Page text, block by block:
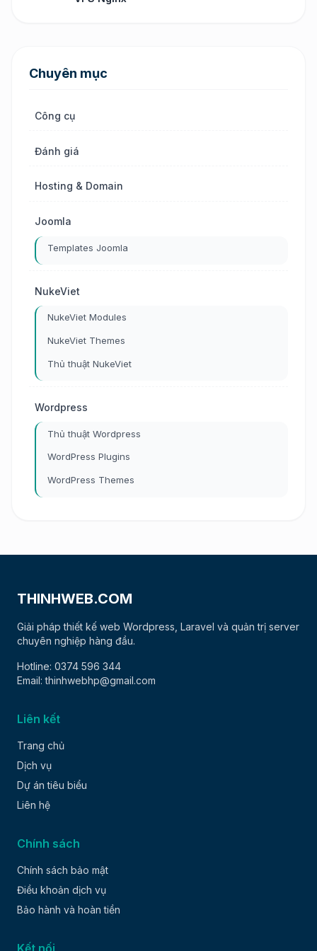
Chuyên mục
Công cụ
Đánh giá
Hosting & Domain
Joomla
Templates Joomla
NukeViet
NukeViet Modules
NukeViet Themes
Thủ thuật NukeViet
Wordpress
Thủ thuật Wordpress
WordPress Plugins
WordPress Themes
THINHWEB.COM
Giải pháp thiết kế web Wordpress, Laravel và quản trị server
chuyên nghiệp hàng đầu.
Hotline: 0374 596 344
Email: thinhwebhp@gmail.com
Liên kết
Trang chủ
Dịch vụ
Dự án tiêu biểu
Liên hệ
Chính sách
Chính sách bảo mật
Điều khoản dịch vụ
Bảo hành và hoàn tiền
Kết nối